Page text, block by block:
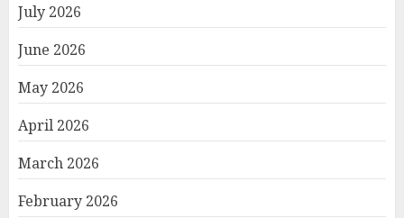
July 2026
June 2026
May 2026
April 2026
March 2026
February 2026